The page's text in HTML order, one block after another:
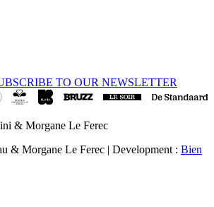
TO OUR NEWSLETTER
& Morgane Le Ferec
& Morgane Le Ferec | Development : Bien